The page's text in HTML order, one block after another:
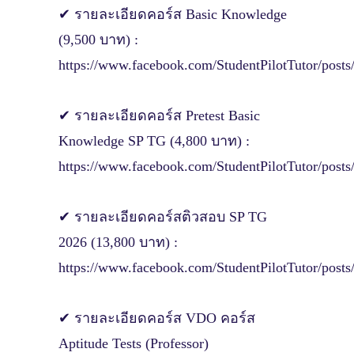
✔ รายละเอียดคอร์ส Basic Knowledge
(9,500 บาท) :
https://www.facebook.com/StudentPilotTutor/
✔ รายละเอียดคอร์ส Pretest Basic
Knowledge SP TG (4,800 บาท) :
https://www.facebook.com/StudentPilotTutor/
✔ รายละเอียดคอร์สติวสอบ SP TG
2026 (13,800 บาท) :
https://www.facebook.com/StudentPilotTutor/
✔ รายละเอียดคอร์ส VDO คอร์ส
Aptitude Tests (Professor)